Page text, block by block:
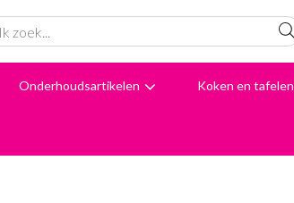
Onderhoudsartikelen Koken en tafelen